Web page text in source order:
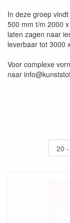
In deze groep
500 mm t/m 2000
laten zagen naar
leverbaar tot 3000
Voor complexe
naar